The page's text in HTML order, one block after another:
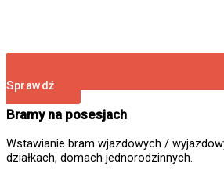
Sprawdź
Bramy na posesjach
Wstawianie bram wjazdowych /
działkach, domach jednorodzinnych.